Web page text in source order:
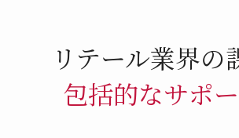
リテール業界の
包括的なサポ